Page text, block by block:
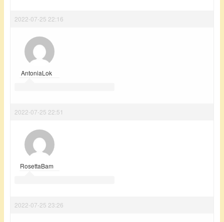
2022-07-25 22:16
AntoniaLok
2022-07-25 22:51
RosettaBam
2022-07-25 23:26